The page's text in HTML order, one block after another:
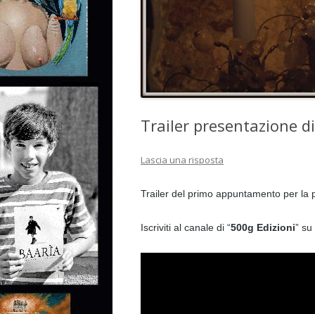
Trailer presentazione di
Lascia una risposta
Trailer del primo appuntamento per la
Iscriviti al canale di “500g Edizioni”